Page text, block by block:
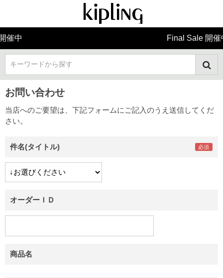
Final Sale 開催中
キーワードから探す
お問い合わせ
当店へのご要望は、下記フォームにご記入のうえ送信してくだ
さい。
件名(タイトル)
オーダーＩＤ
商品名